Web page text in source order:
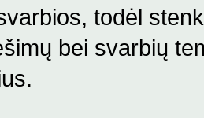
todėl
bei svarbių